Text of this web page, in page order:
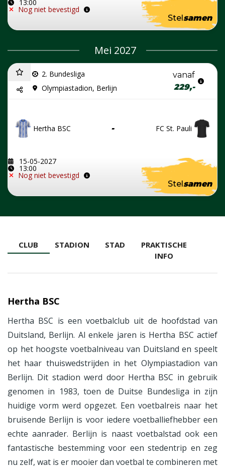
13:00
Nog niet bevestigd
Stelsamen
Mei 2027
2. Bundesliga
Olympiastadion, Berlijn
vanaf
229,-
Hertha BSC - FC St. Pauli
15-05-2027
13:00
Nog niet bevestigd
Stel samen
CLUB STADION STAD
PRAKTISCHE
INFO
Hertha BSC
Hertha BSC is een voetbalclub uit de hoofdstad van
Duitsland, Berlijn. Al enkele jaren is Hertha BSC actief
op het hoogste voetbalniveau van Duitsland en speelt
het haar thuiswedstrijden in het Olympiastadion van
Berlijn. Dit stadion werd door Hertha BSC in gebruik
genomen in 1983, toen de Duitse Bundesliga in zijn
huidige vorm werd opgezet. Een voetbalreis naar het
bruisende Berlijn is voor iedere voetballiefhebber een
echte aanrader. Berlijn is naast voetbalstad ook een
fantastische bestemming voor een stedentrip en zeg
nu zelf, wat is er mooier dan voetbal te combineren met